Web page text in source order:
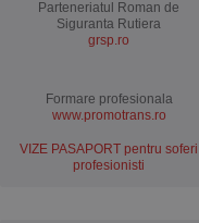
Parteneriatul Roman de
Siguranta Rutiera
grsp.ro
Formare profesionala
www.promotrans.ro
VIZE PASAPORT pentru soferi
profesionisti